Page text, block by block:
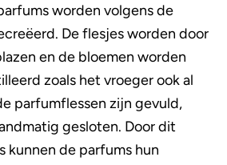
worden volgens de
De flesjes worden door
en de bloemen worden
zoals het vroeger ook al
parfumflessen zijn gevuld,
gesloten. Door dit
kunnen de parfums hun